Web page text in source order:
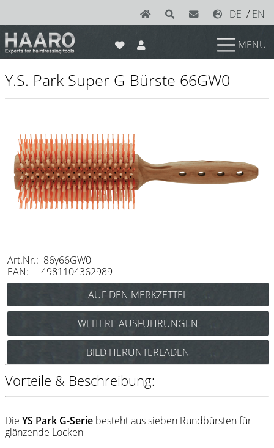
DE / EN
MENÜ
Scheren
e-kwip plus
e-kwip
Konayuki
Y.S. Park
Sets
Messer / Klingen
Y.S. Park
Fejic
e-kwip
Y.S. Park Super G-Bürste 66GW0
Art.Nr.: 86y66GW0
EAN: 4981104362989
WEITERE AUSFÜHRUNGEN
Y.S. Park Super G-Bürste 35G5 Art.Nr.: 86y35G5
Y.S. Park Super G-Bürste 40G4 Art.Nr.: 86y40G4
Y.S. Park Super G-Bürste 50G3 Art.Nr.: 86y50G3
Y.S. Park Super G-Bürste 55G2 Art.Nr.: 86y55G2
Y.S. Park Super G-Bürste 65G0 Art.Nr.: 86y65G0
BILD HERUNTERLADEN
Vorteile & Beschreibung:
Die YS Park G-Seriebesteht aus sieben Rundbürsten für
glänzende Locken